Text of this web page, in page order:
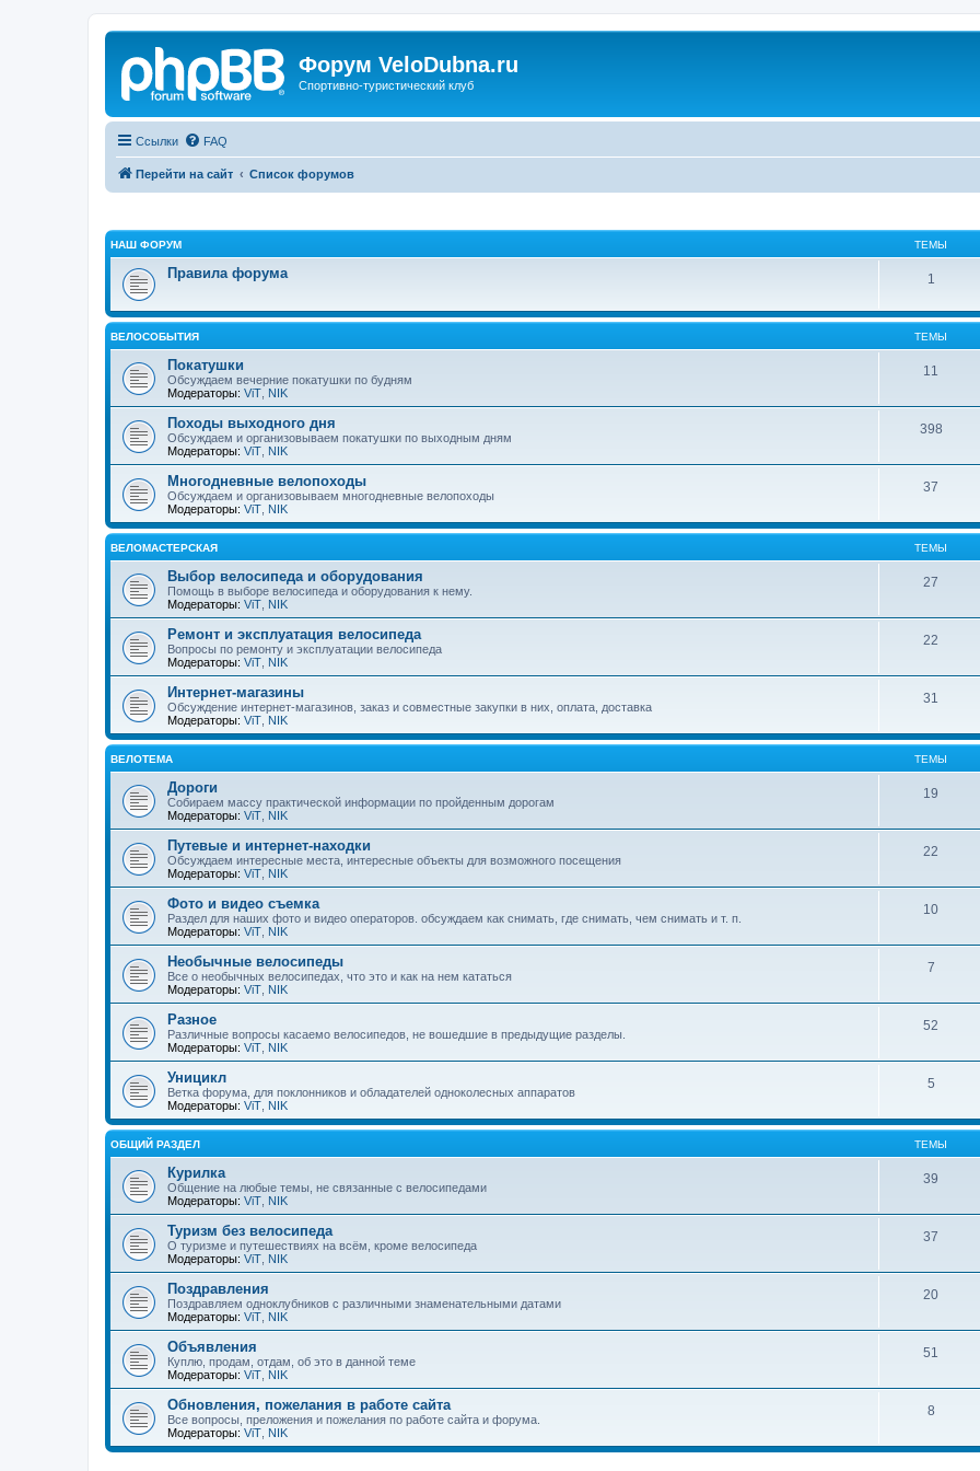
Форум VeloDubna.ru
Спортивно-туристический клуб
Ссылки FAQ
Перейти на сайт Список форумов
НАШ ФОРУМ ТЕМЫ
Правила форума 1
ВЕЛОСОБЫТИЯ ТЕМЫ
Покатушки
Обсуждаем вечерние покатушки по будням
Модераторы: ViT NIK
11
Походы выходного дня
Обсуждаем и организовываем покатушки по выходным дням
Модераторы: ViT NIK
398
Многодневные велопоходы
Обсуждаем и организовываем многодневные велопоходы
Модераторы: ViT NIK
37
ВЕЛОМАСТЕРСКАЯ ТЕМЫ
Выбор велосипеда и оборудования
Помощь в выборе велосипеда и оборудования к нему.
Модераторы: ViT NIK
27
Ремонт и эксплуатация велосипеда
Вопросы по ремонту и эксплуатации велосипеда
Модераторы: ViT NIK
22
Интернет-магазины
Обсуждение интернет-магазинов, заказ и совместные закупки в них, оплата, доставка
Модераторы: ViT NIK
31
ВЕЛОТЕМА ТЕМЫ
Дороги
Собираем массу практической информации по пройденным дорогам
Модераторы: ViT NIK
19
Путевые и интернет-находки
Обсуждаем интересные места, интересные объекты для возможного посещения
Модераторы: ViT NIK
22
Фото и видео съемка
Раздел для наших фото и видео операторов. обсуждаем как снимать, где снимать, чем снимать и т. п.
Модераторы: ViT NIK
10
Необычные велосипеды
Все о необычных велосипедах, что это и как на нем кататься
Модераторы: ViT NIK
7
Разное
Различные вопросы касаемо велосипедов, не вошедшие в предыдущие разделы.
Модераторы: ViT NIK
52
Уницикл
Ветка форума, для поклонников и обладателей одноколесных аппаратов
Модераторы: ViT NIK
5
ОБЩИЙ РАЗДЕЛ ТЕМЫ
Курилка
Общение на любые темы, не связанные с велосипедами
Модераторы: ViT NIK
39
Туризм без велосипеда
О туризме и путешествиях на всём, кроме велосипеда
Модераторы: ViT NIK
37
Поздравления
Поздравляем одноклубников с различными знаменательными датами
Модераторы: ViT NIK
20
Объявления
Куплю, продам, отдам, об это в данной теме
Модераторы: ViT NIK
51
Обновления, пожелания в работе сайта
Все вопросы, преложения и пожелания по работе сайта и форума.
Модераторы: ViT NIK
8